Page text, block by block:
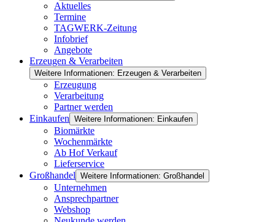
Aktuelles
Termine
TAGWERK-Zeitung
Infobrief
Angebote
Erzeugen & Verarbeiten
Weitere Informationen: Erzeugen & Verarbeiten
Erzeugung
Verarbeitung
Partner werden
Einkaufen Weitere Informationen: Einkaufen
Biomärkte
Wochenmärkte
Ab Hof Verkauf
Lieferservice
Großhandel Weitere Informationen: Großhandel
Unternehmen
Ansprechpartner
Webshop